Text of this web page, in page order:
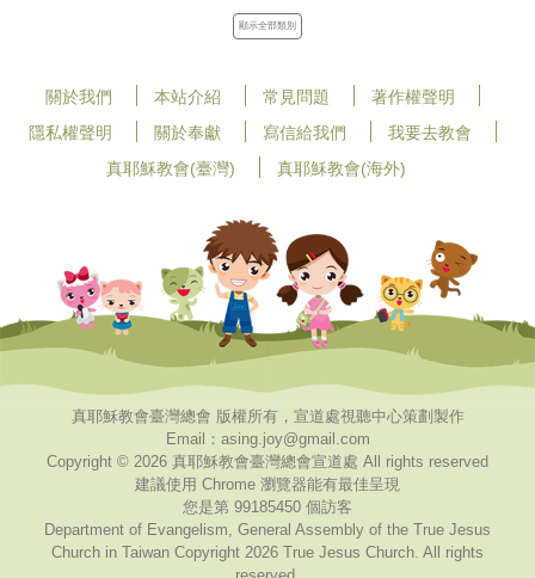
顯示全部類別
關於我們 本站介紹 常見問題
著作權聲明
隱私權聲明
關於奉獻 寫信給我們
我要去教會
真耶穌教會(臺灣)
真耶穌教會(海外)
真耶穌教會臺灣總會 版權所有，宣道處視聽中心策劃製作
Email：asing.joy@gmail.com
Copyright © 2026 真耶穌教會臺灣總會宣道處 All rights reserved
建議使用 Chrome 瀏覽器能有最佳呈現
您是第 99185450 個訪客
Department of Evangelism, General Assembly of the True Jesus
Church in Taiwan Copyright 2026 True Jesus Church. All rights